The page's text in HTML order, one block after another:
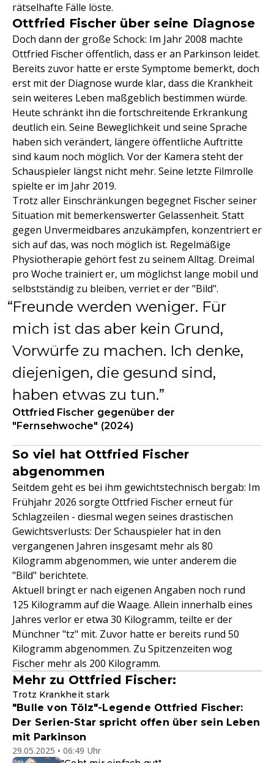
rätselhafte Fälle löste.
Ottfried Fischer über seine Diagnose
Doch dann der große Schock: Im Jahr 2008 machte
Ottfried Fischer öffentlich, dass er an Parkinson leidet.
Bereits zuvor hatte er erste Symptome bemerkt, doch
erst mit der Diagnose wurde klar, dass die Krankheit
sein weiteres Leben maßgeblich bestimmen würde.
Heute schränkt ihn die fortschreitende Erkrankung
deutlich ein. Seine Beweglichkeit und seine Sprache
haben sich verändert, längere öffentliche Auftritte
sind kaum noch möglich. Vor der Kamera steht der
Schauspieler längst nicht mehr. Seine letzte Filmrolle
spielte er im Jahr 2019.
Trotz aller Einschränkungen begegnet Fischer seiner
Situation mit bemerkenswerter Gelassenheit. Statt
gegen Unvermeidbares anzukämpfen, konzentriert er
sich auf das, was noch möglich ist. Regelmäßige
Physiotherapie gehört fest zu seinem Alltag. Dreimal
pro Woche trainiert er, um möglichst lange mobil und
selbstständig zu bleiben, verriet er der "Bild".
Freunde werden weniger. Für
mich ist das aber kein Grund,
Vorwürfe zu machen. Ich denke,
diejenigen, die gesund sind,
haben etwas zu tun.
Ottfried Fischer gegenüber der
"Fernsehwoche" (2024)
So viel hat Ottfried Fischer
abgenommen
Seitdem geht es bei ihm gewichtstechnisch bergab: Im
Frühjahr 2026 sorgte Ottfried Fischer erneut für
Schlagzeilen - diesmal wegen seines drastischen
Gewichtsverlusts: Der Schauspieler hat in den
vergangenen Jahren insgesamt mehr als 80
Kilogramm abgenommen, wie unter anderem die
"Bild" berichtete.
Aktuell bringt er nach eigenen Angaben noch rund
125 Kilogramm auf die Waage. Allein innerhalb eines
Jahres verlor er etwa 30 Kilogramm, teilte er der
Münchner "tz" mit. Zuvor hatte er bereits rund 50
Kilogramm abgenommen. Zu Spitzenzeiten wog
Fischer mehr als 200 Kilogramm.
Mehr zu Ottfried Fischer:
Trotz Krankheit stark
"Bulle von Tölz"-Legende Ottfried Fischer:
Der Serien-Star spricht offen über sein Leben
mit Parkinson
29.05.2025 • 06:49 Uhr